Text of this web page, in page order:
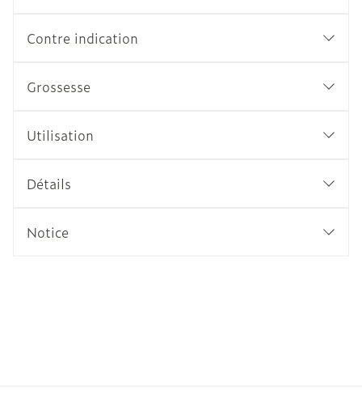
Contre indication
Grossesse
Utilisation
Détails
Notice